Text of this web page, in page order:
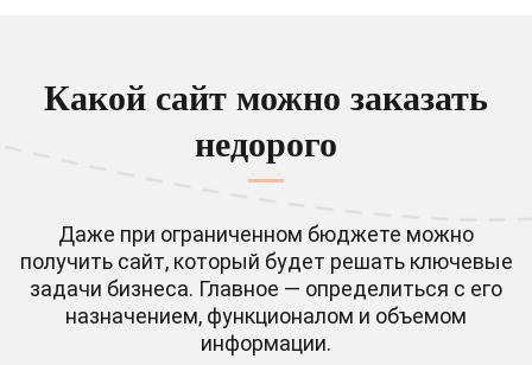
Какой сайт можно заказать
недорого
Даже при ограниченном бюджете можно
получить сайт, который будет решать ключевые
задачи бизнеса. Главное — определиться с его
назначением, функционалом и объемом
информации.